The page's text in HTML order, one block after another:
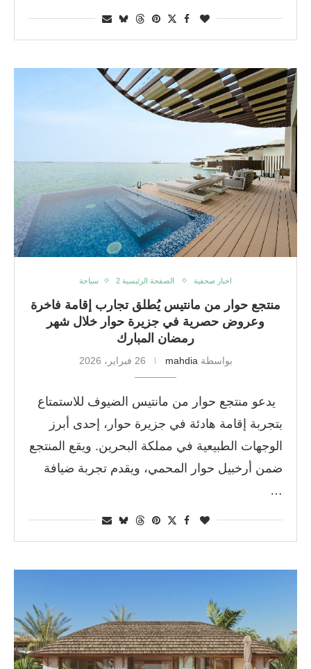
اخبار صحفية الصفحة الرئيسية 2 سياحة
منتجع حوار من مانتيس يُطلق تجارب إقامة فاخرة
وعروض حصرية في جزيرة حوار خلال شهر
رمضان المبارك
بواسطة mahdia 26 فبراير، 2026
يدعو منتجع حوار من مانتيس الضيوف للاستمتاع
بتجربة إقامة هادئة في جزيرة حوار، إحدى أبرز
الوجهات الطبيعية في مملكة البحرين. ويقع المنتجع
ضمن أرخبيل حوار المحمي، ويقدم تجربة ضيافة
…